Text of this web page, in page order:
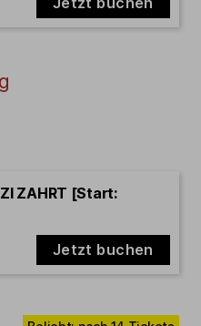
ZAHRT [Start:
Jetzt buchen